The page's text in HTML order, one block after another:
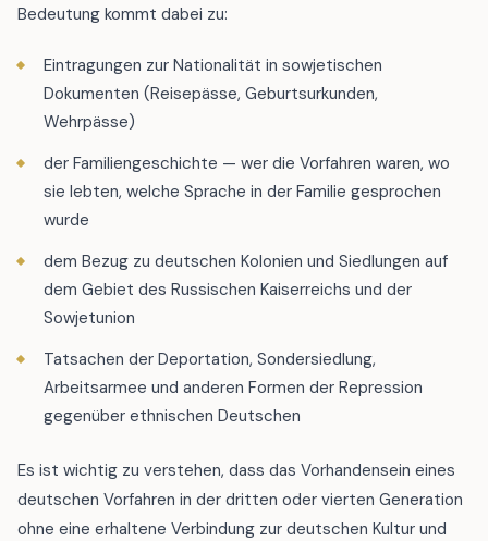
Bedeutung kommt dabei zu:
Eintragungen zur Nationalität in sowjetischen
Dokumenten (Reisepässe, Geburtsurkunden,
Wehrpässe)
der Familiengeschichte — wer die Vorfahren waren, wo
sie lebten, welche Sprache in der Familie gesprochen
wurde
dem Bezug zu deutschen Kolonien und Siedlungen auf
dem Gebiet des Russischen Kaiserreichs und der
Sowjetunion
Tatsachen der Deportation, Sondersiedlung,
Arbeitsarmee und anderen Formen der Repression
gegenüber ethnischen Deutschen
Es ist wichtig zu verstehen, dass das Vorhandensein eines
deutschen Vorfahren in der dritten oder vierten Generation
ohne eine erhaltene Verbindung zur deutschen Kultur und